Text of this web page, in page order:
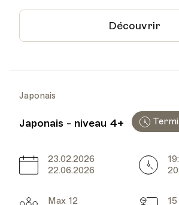
Découvrir
Japonais
Japonais - niveau 4+
Date
23.02.2026
22.06.2026
Max 12